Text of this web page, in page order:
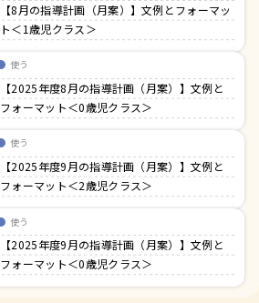
【8月の指導計画（月案）】文例とフォーマッ
ト＜1歳児クラス＞
使う
【2025年度8月の指導計画（月案）】文例と
フォーマット＜0歳児クラス＞
使う
【2025年度9月の指導計画（月案）】文例と
フォーマット＜2歳児クラス＞
使う
【2025年度9月の指導計画（月案）】文例と
フォーマット＜0歳児クラス＞